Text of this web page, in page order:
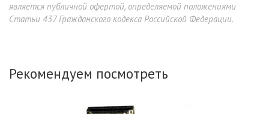
является публичной офертой, определяемой положениями
Статьи 437 Гражданского кодекса Российской Федерации.
Рекомендуем посмотреть